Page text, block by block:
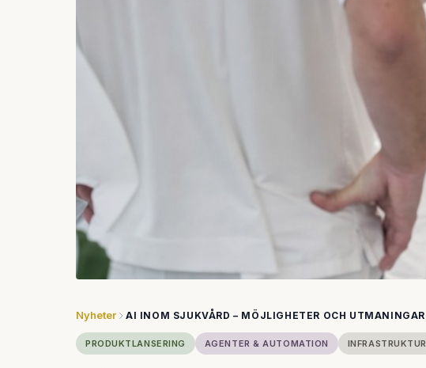
Nyheter AI INOM SJUKVÅRD – MÖJLIGHETER OCH UTMANINGAR
PRODUKTLANSERING AGENTER & AUTOMATION INFRASTRUKTUR